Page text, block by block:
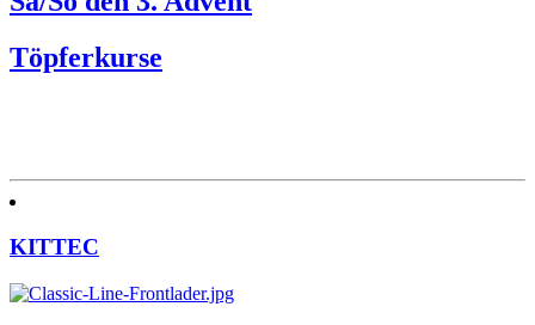
Töpferkurse
KITTEC